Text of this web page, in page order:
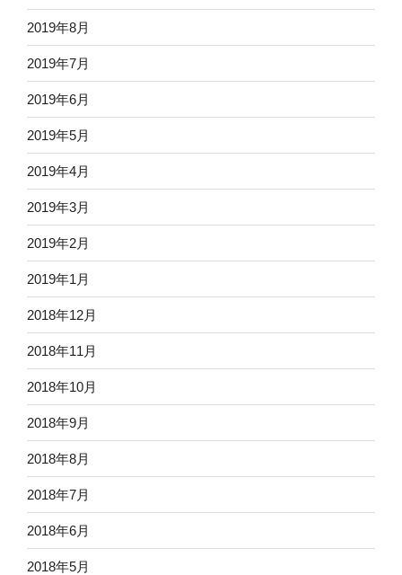
2019年8月
2019年7月
2019年6月
2019年5月
2019年4月
2019年3月
2019年2月
2019年1月
2018年12月
2018年11月
2018年10月
2018年9月
2018年8月
2018年7月
2018年6月
2018年5月